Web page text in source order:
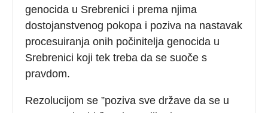
genocida u Srebrenici i prema njima
dostojanstvenog pokopa i poziva na nastavak
procesuiranja onih počinitelja genocida u
Srebrenici koji tek treba da se suoče s
pravdom.
Rezolucijom se ”poziva sve države da se u